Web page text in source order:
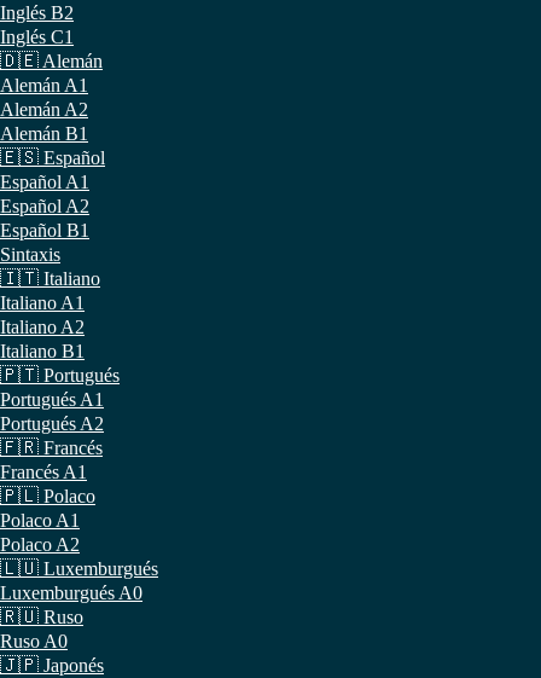
Inglés B2
Inglés C1
🇩🇪 Alemán
Alemán A1
Alemán A2
Alemán B1
🇪🇸 Español
Español A1
Español A2
Español B1
Sintaxis
🇮🇹 Italiano
Italiano A1
Italiano A2
Italiano B1
🇵🇹 Portugués
Portugués A1
Portugués A2
🇫🇷 Francés
Francés A1
🇵🇱 Polaco
Polaco A1
Polaco A2
🇱🇺 Luxemburgués
Luxemburgués A0
🇷🇺 Ruso
Ruso A0
🇯🇵 Japonés